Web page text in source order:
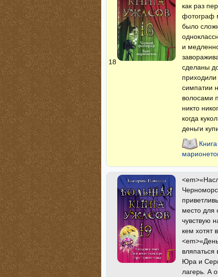
18
как раз
фотограф
было
и
сделаны
симпатии
волосами
никто
когда
деньги
место для
чувствую
кем хотят
Юра и
лагерь. А